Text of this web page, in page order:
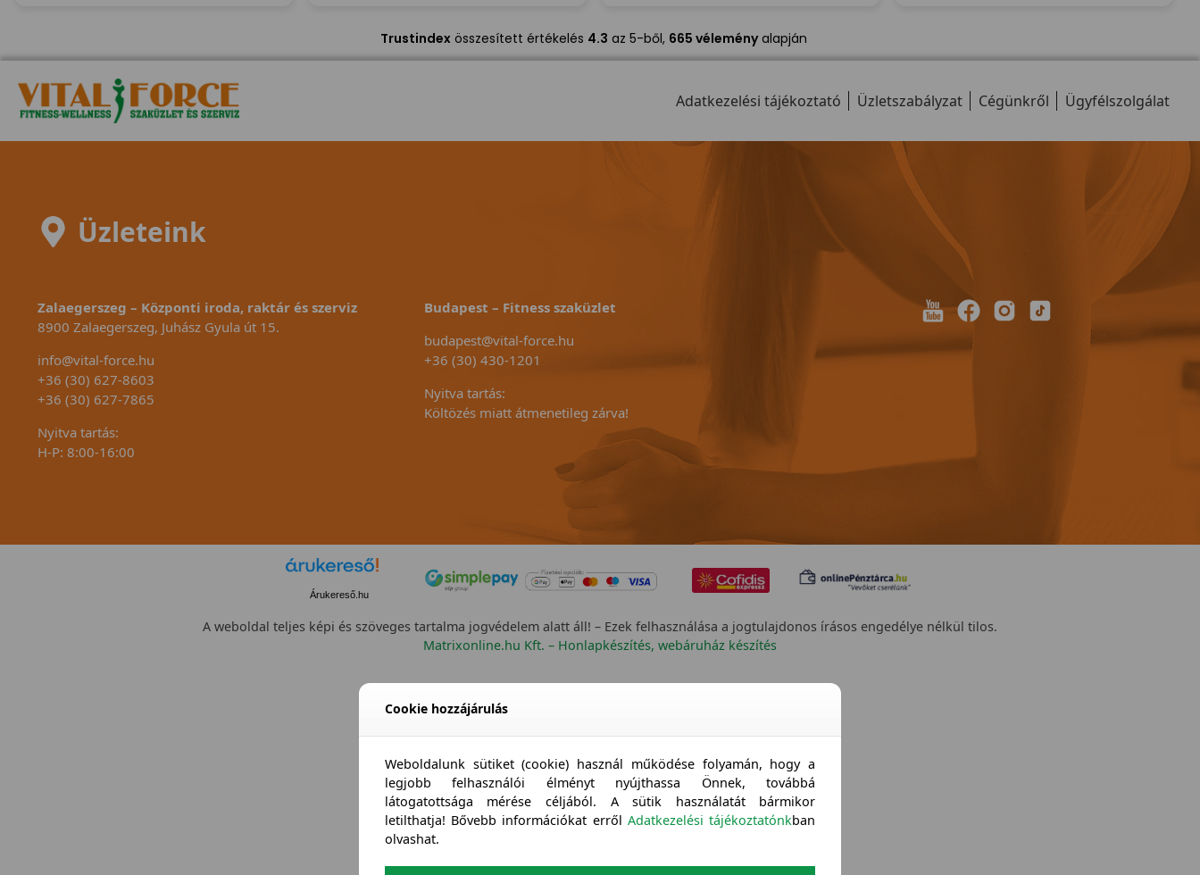
Trustindex összesített értékelés 4.3 az 5-ből, 665 véleményalapján
Adatkezelési tájékoztató Üzletszabályzat Cégünkről Ügyfélszolgálat
Üzleteink
Zalaegerszeg – Központi iroda, raktár és szerviz
8900 Zalaegerszeg, Juhász Gyula út 15.
info@vital-force.hu
+36 (30) 627-8603
+36 (30) 627-7865
Nyitva tartás:
H-P: 8:00-16:00
Budapest – Fitness szaküzlet
budapest@vital-force.hu
+36 (30) 430-1201
Nyitva tartás:
Költözés miatt átmenetileg zárva!
Árukereső.hu
A weboldal teljes képi és szöveges tartalma jogvédelem alatt áll! – Ezek felhasználása a jogtulajdonos írásos engedélye nélkül tilos.
Matrixonline.hu Kft. – Honlapkészítés, webáruház készítés
Cookie hozzájárulás
Weboldalunk sütiket (cookie) használ működése folyamán, hogy a
legjobb felhasználói élményt nyújthassa Önnek, továbbá
látogatottsága mérése céljából. A sütik használatát bármikor
letilthatja! Bővebb információkat erről Adatkezelési tájékoztatónkban
olvashat.